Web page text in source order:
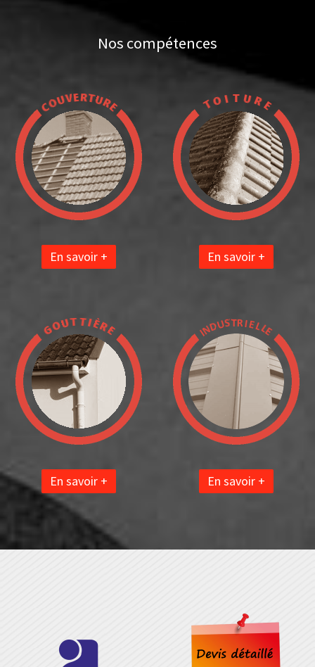
Nos compétences
En savoir + En savoir +
En savoir + En savoir +